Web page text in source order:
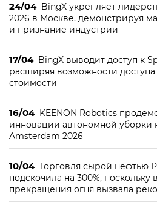
24/04 BingX укрепляет
2026 в Москве, демонстрируя
и признание индустрии
17/04 BingX выводит доступ к
расширяя возможности
стоимости
16/04 KEENON Robotics
инновации автономной уборки
Amsterdam 2026
10/04 Торговля сырой нефтью
подскочила на 300%,
прекращения огня вызвала